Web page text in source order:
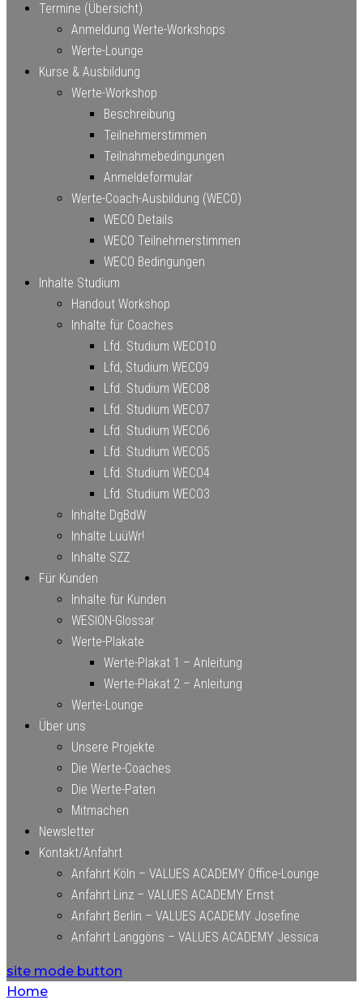
Termine (Übersicht)
Anmeldung Werte-Workshops
Werte-Lounge
Kurse & Ausbildung
Werte-Workshop
Beschreibung
Teilnehmerstimmen
Teilnahmebedingungen
Anmeldeformular
Werte-Coach-Ausbildung (WECO)
WECO Details
WECO Teilnehmerstimmen
WECO Bedingungen
Inhalte Studium
Handout Workshop
Inhalte für Coaches
Lfd. Studium WECO10
Lfd, Studium WECO9
Lfd. Studium WECO8
Lfd. Studium WECO7
Lfd. Studium WECO6
Lfd. Studium WECO5
Lfd. Studium WECO4
Lfd. Studium WECO3
Inhalte DgBdW
Inhalte LuüWr!
Inhalte SZZ
Für Kunden
Inhalte für Kunden
WESION-Glossar
Werte-Plakate
Werte-Plakat 1 – Anleitung
Werte-Plakat 2 – Anleitung
Werte-Lounge
Über uns
Unsere Projekte
Die Werte-Coaches
Die Werte-Paten
Mitmachen
Newsletter
Kontakt/Anfahrt
Anfahrt Köln – VALUES ACADEMY Office-Lounge
Anfahrt Linz – VALUES ACADEMY Ernst
Anfahrt Berlin – VALUES ACADEMY Josefine
Anfahrt Langgöns – VALUES ACADEMY Jessica
site mode button
Home